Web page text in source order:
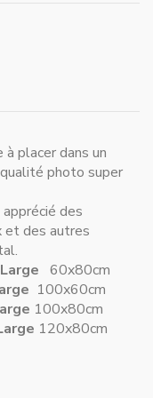
placer dans un
photo super
des
et des autres
Large 60x80cm
100x60cm
100x80cm
120x80cm